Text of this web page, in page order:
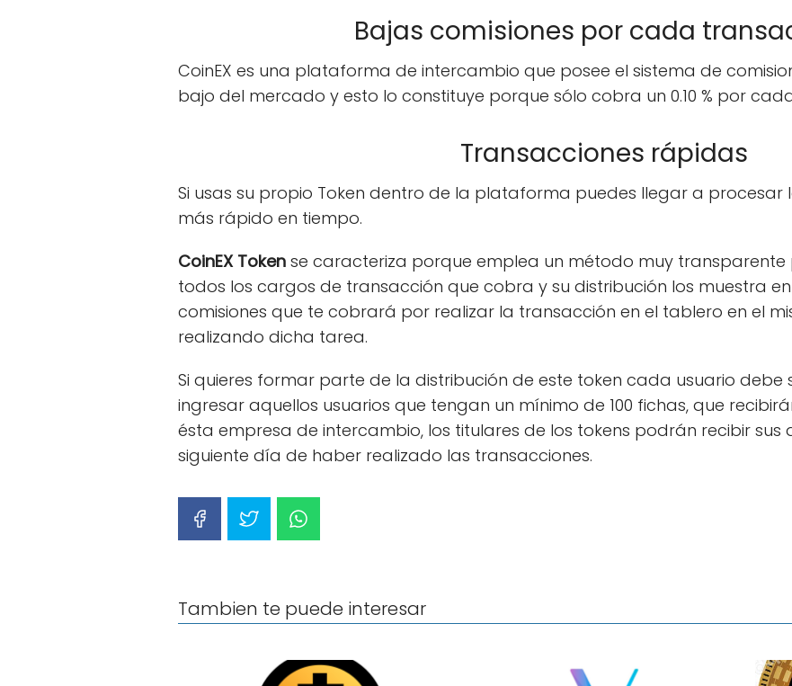
Bajas comisiones por cada
CoinEX es una plataforma de intercambio que posee el sistema de
bajo del mercado y esto lo constituye porque sólo cobra un 0.10 % por
Transacciones rápidas
Si usas su propio Token dentro de la plataforma puedes llegar a procesar
más rápido en tiempo.
CoinEX Token se caracteriza porque emplea un método muy transparente
todos los cargos de transacción que cobra y su distribución los muestra
comisiones que te cobrará por realizar la transacción en el tablero en el
realizando dicha tarea.
Si quieres formar parte de la distribución de este token cada usuario debe
ingresar aquellos usuarios que tengan un mínimo de 100 fichas, que
ésta empresa de intercambio, los titulares de los tokens podrán recibir sus
siguiente día de haber realizado las transacciones.
Tambien te puede interesar